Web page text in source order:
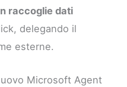
raccoglie dati
delegando il
esterne.
Microsoft Agent